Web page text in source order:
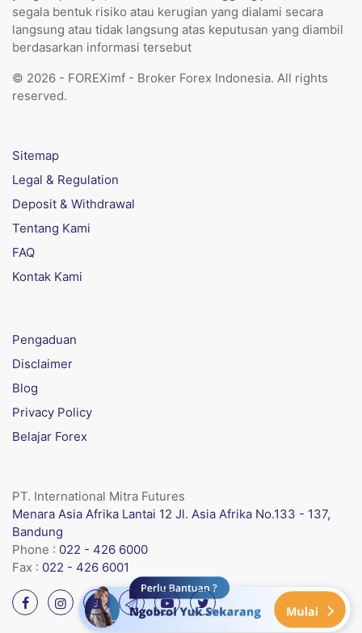
segala bentuk risiko atau kerugian yang dialami secara
langsung atau tidak langsung atas keputusan yang diambil
berdasarkan informasi tersebut
© 2026 - FOREXimf - Broker Forex Indonesia. All rights
reserved.
Sitemap
Legal & Regulation
Deposit & Withdrawal
Tentang Kami
FAQ
Kontak Kami
Pengaduan
Disclaimer
Blog
Privacy Policy
Belajar Forex
PT. International Mitra Futures
Menara Asia Afrika Lantai 12 Jl. Asia Afrika No.133 - 137,
Bandung
Phone : 022 - 426 6000
Fax : 022 - 426 6001